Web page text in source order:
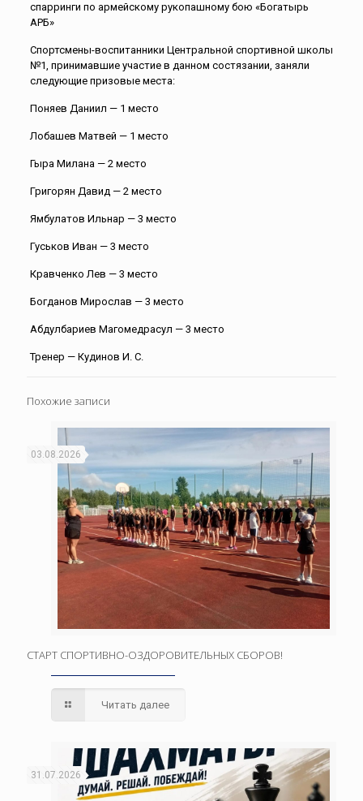
спарринги по армейскому рукопашному бою «Богатырь
АРБ»
Спортсмены-воспитанники Центральной спортивной школы
№1, принимавшие участие в данном состязании, заняли
следующие призовые места:
Поняев Даниил — 1 место
Лобашев Матвей — 1 место
Гыра Милана — 2 место
Григорян Давид — 2 место
Ямбулатов Ильнар — 3 место
Гуськов Иван — 3 место
Кравченко Лев — 3 место
Богданов Мирослав — 3 место
Абдулбариев Магомедрасул — 3 место
Тренер — Кудинов И. С.
Похожие записи
03.08.2026
СТАРТ СПОРТИВНО-ОЗДОРОВИТЕЛЬНЫХ СБОРОВ!
Читать далее
31.07.2026